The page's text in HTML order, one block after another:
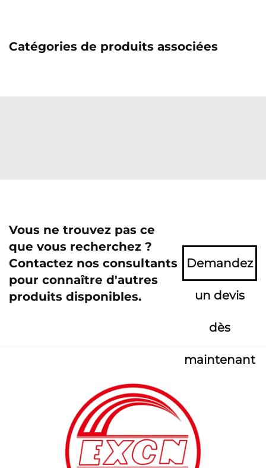
Catégories de produits associées
Vous ne trouvez pas ce
que vous recherchez ?
Contactez nos consultants
pour connaître d'autres
produits disponibles.
Demandez
un devis
dès
maintenant